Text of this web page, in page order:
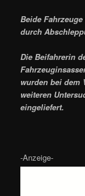
Beide
durch
Die Beifahrerin
wurden bei dem
weiteren
eingeliefert.
-Anzeige-